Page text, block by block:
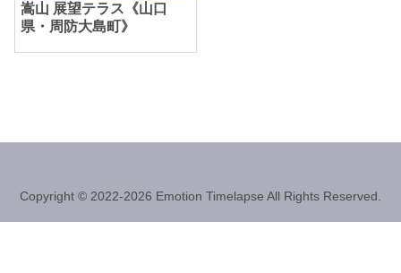
嵩山 展望テラス《山口
県・周防大島町》
Copyright © 2022-2026 Emotion Timelapse All Rights Reserved.